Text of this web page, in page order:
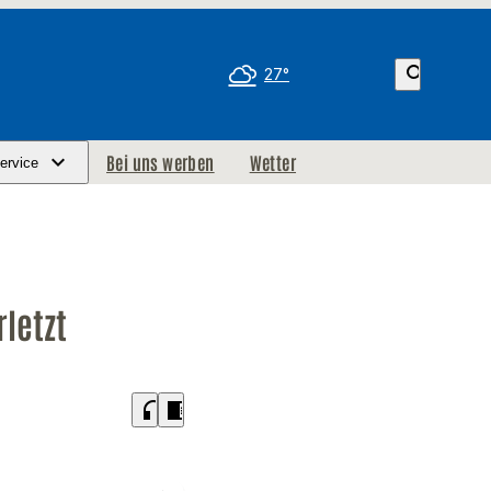
27° search
Bei uns werben Wetter
headphones chrome_reader_mode